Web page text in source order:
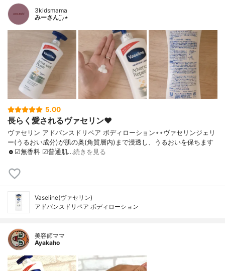
3kidsmama
みーさん¨̮⸝⋆
5.00
長らく愛されるヴァセリン♥︎
ヴァセリン アドバンスドリペア ボディローション⋆⋆ヴァセリンジェリ
ー(うるおい成分)が肌の奥(角質層内)まで浸透し、うるおいを保ちます
☻☑︎無香料 ☑︎普通肌…続きを見る
Vaseline(ヴァセリン)
アドバンスドリペア ボディローション
美容師ママ
Ayakaho